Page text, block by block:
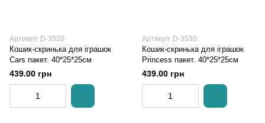
Артикул: D-3520
Кошик-скринька для іграшок
Cars пакет. 40*25*25см
439.00 грн
Артикул: D-3530
Кошик-скринька для іграшок
Princess пакет. 40*25*25см
439.00 грн